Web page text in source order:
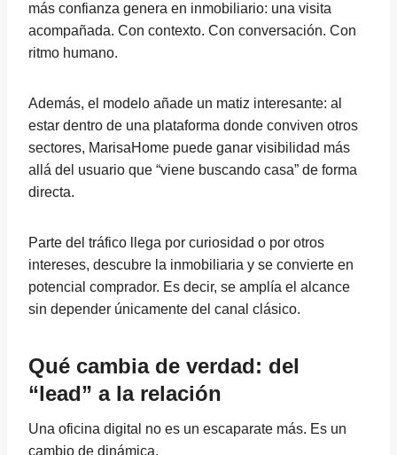
más confianza genera en inmobiliario: una visita
acompañada. Con contexto. Con conversación. Con
ritmo humano.
Además, el modelo añade un matiz interesante: al
estar dentro de una plataforma donde conviven otros
sectores, MarisaHome puede ganar visibilidad más
allá del usuario que “viene buscando casa” de forma
directa.
Parte del tráfico llega por curiosidad o por otros
intereses, descubre la inmobiliaria y se convierte en
potencial comprador. Es decir, se amplía el alcance
sin depender únicamente del canal clásico.
Qué cambia de verdad: del
“lead” a la relación
Una oficina digital no es un escaparate más. Es un
cambio de dinámica.